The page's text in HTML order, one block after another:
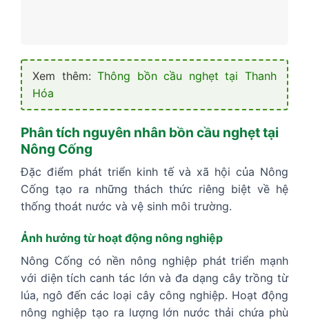
Xem thêm:Thông bồn cầu nghẹt tại Thanh
Hóa
Phân tích nguyên nhân bồn cầu nghẹt tại
Nông Cống
Đặc điểm phát triển kinh tế và xã hội của Nông
Cống tạo ra những thách thức riêng biệt về hệ
thống thoát nước và vệ sinh môi trường.
Ảnh hưởng từ hoạt động nông nghiệp
Nông Cống có nền nông nghiệp phát triển mạnh
với diện tích canh tác lớn và đa dạng cây trồng từ
lúa, ngô đến các loại cây công nghiệp. Hoạt động
nông nghiệp tạo ra lượng lớn nước thải chứa phù